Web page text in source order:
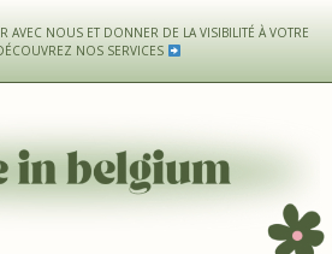
AVEC NOUS ET DONNER DE LA VISIBILITÉ À VOTRE
NOS SERVICES